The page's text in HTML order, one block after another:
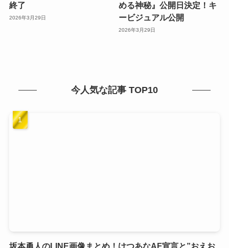
終了
2026年3月29日
める神秘』公開日決定！キ
ービジュアル公開
2026年3月29日
今人気な記事 TOP10
坂本勇人のLINE画像まとめ！けつあなAF宣言と”おえお